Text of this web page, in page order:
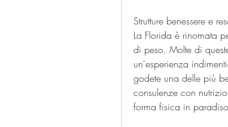
Strutture benessere e
La Florida è rinomata
di peso. Molte di
un'esperienza
godete una delle più
consulenze con
forma fisica in paradiso